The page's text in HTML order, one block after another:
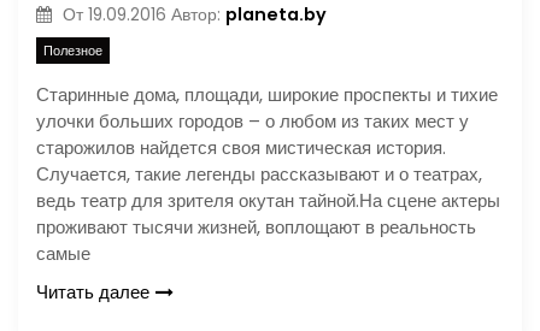
От 19.09.2016 Автор: planeta.by
Полезное
Старинные дома, площади, широкие проспекты и тихие
улочки больших городов – о любом из таких мест у
старожилов найдется своя мистическая история.
Случается, такие легенды рассказывают и о театрах,
ведь театр для зрителя окутан тайной.На сцене актеры
проживают тысячи жизней, воплощают в реальность
самые
Читать далее